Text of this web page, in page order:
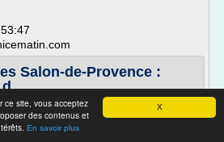
X
ce site, vous acceptez
des contenus et
En savoir plus
Salon-de-Provence :
...
avec la mort de mon conjoint ?